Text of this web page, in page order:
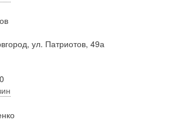
ул. Патриотов, 49а